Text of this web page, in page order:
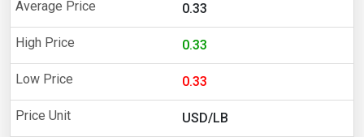
0.33
0.33
0.33
USD/LB